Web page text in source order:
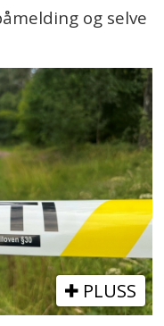
og selve
PLUSS